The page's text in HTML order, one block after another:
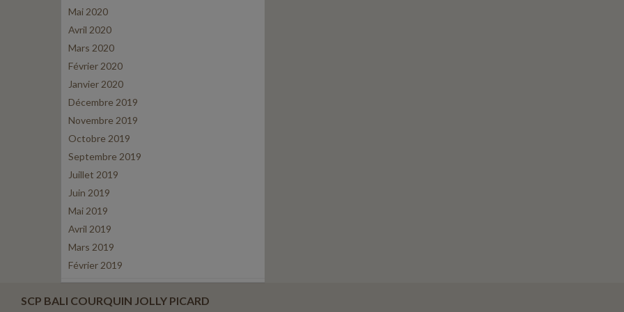
Mai 2020
Avril 2020
Mars 2020
Février 2020
Janvier 2020
Décembre 2019
Novembre 2019
Octobre 2019
Septembre 2019
Juillet 2019
Juin 2019
Mai 2019
Avril 2019
Mars 2019
Février 2019
SCP BALI COURQUIN JOLLY PICARD